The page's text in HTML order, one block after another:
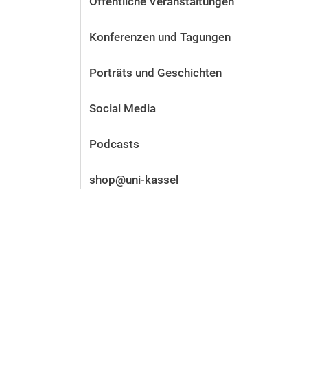
Stellenangebote
Alum­ni und Freunde
Kontakt und Standorte
Konferenzen und Tagungen
Porträts und Geschichten
Social Media
Podcasts
shop@uni-kassel